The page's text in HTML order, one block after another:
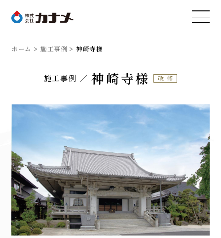
ホーム 施工事例 神崎寺様
施工事例 神崎寺様 改修